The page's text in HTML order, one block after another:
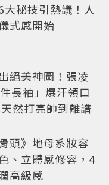
秘技引熱議！人
式感開始
絕美神圖！張凌
長袖」爆汗領口
然打亮帥到離譜
頭》地母系妝容
、立體感修容，4
高級感